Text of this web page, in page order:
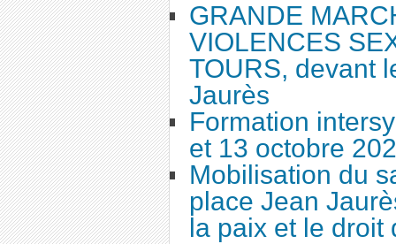
GRANDE
VIOLENCES
TOURS, devant
Jaurès
Formation
et 13 octobre
Mobilisation du
place Jean
la paix et le